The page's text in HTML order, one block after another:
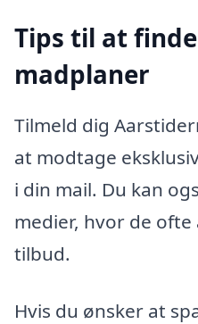
Tips til at
madplaner
Tilmeld dig
at modtage
i din mail. Du kan
medier, hvor de
tilbud.
Hvis du ønsker at